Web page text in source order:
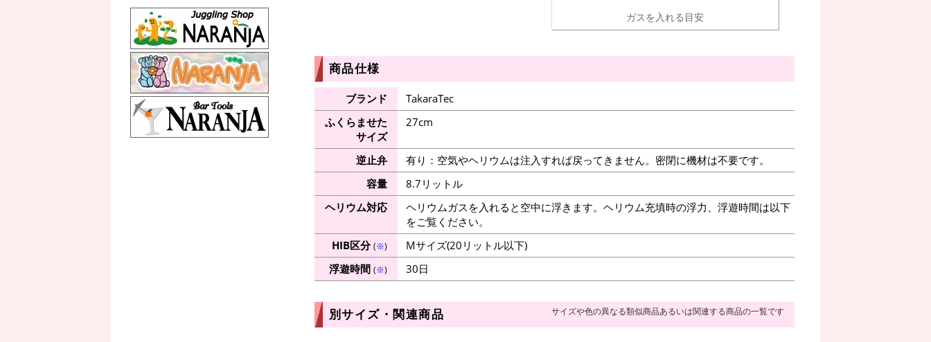
ガスを入れる目安
商品仕様
ブランド
TakaraTec
ふくらませた
サイズ
27cm
逆止弁
有り：空気やヘリウムは注入すれば戻ってきません。密閉に機材は不要です。
容量
8.7リットル
ヘリウム対応
ヘリウムガスを入れると空中に浮きます。ヘリウム充填時の浮力、浮遊時間は以下
をご覧ください。
HIB区分(※)
Mサイズ(20リットル以下)
浮遊時間 (※) 30日
別サイズ・関連商品 サイズや色の異なる類似商品あるいは関連する商品の一覧です